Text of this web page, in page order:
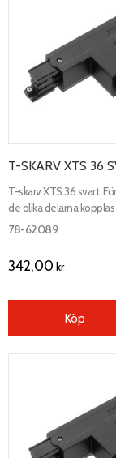
T-SKARV XTS 36
T-skarv XTS 36 svart.
de olika delarna
kopplingsschema.
78-62089
342,00 kr
Köp